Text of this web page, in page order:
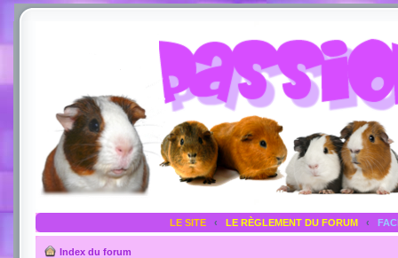
LE SITE ‹ LE RÈGLEMENT DU FORUM ‹
Index du forum